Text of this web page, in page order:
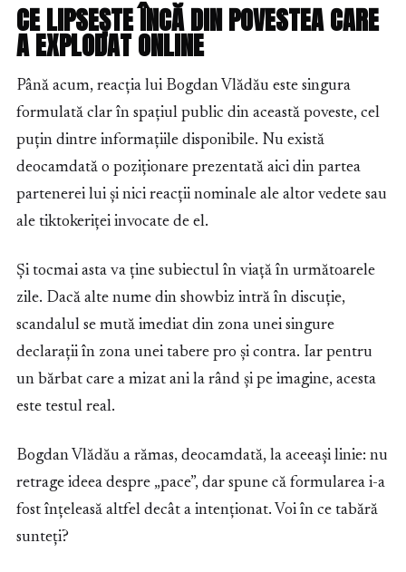
CE LIPSEȘTE ÎNCĂ DIN POVESTEA CARE
A EXPLODAT ONLINE
Până acum, reacția lui Bogdan Vlădău este singura
formulată clar în spațiul public din această poveste, cel
puțin dintre informațiile disponibile. Nu există
deocamdată o poziționare prezentată aici din partea
partenerei lui și nici reacții nominale ale altor vedete sau
ale tiktokeriței invocate de el.
Și tocmai asta va ține subiectul în viață în următoarele
zile. Dacă alte nume din showbiz intră în discuție,
scandalul se mută imediat din zona unei singure
declarații în zona unei tabere pro și contra. Iar pentru
un bărbat care a mizat ani la rând și pe imagine, acesta
este testul real.
Bogdan Vlădău a rămas, deocamdată, la aceeași linie: nu
retrage ideea despre „pace”, dar spune că formularea i-a
fost înțeleasă altfel decât a intenționat. Voi în ce tabără
sunteți?